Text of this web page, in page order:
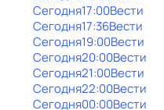
Сегодня17:00Вести
Сегодня17:36Вести
Сегодня19:00Вести
Сегодня20:00Вести
Сегодня21:00Вести
Сегодня22:00Вести
Сегодня00:00Вести